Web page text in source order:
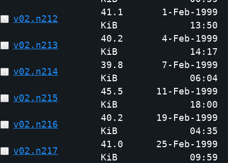
v02.n212
41.1
KiB
1-Feb-1999
13:50
v02.n213
40.2
KiB
4-Feb-1999
14:17
v02.n214
39.8
KiB
7-Feb-1999
06:04
v02.n215
45.5
KiB
11-Feb-1999
18:00
v02.n216
40.2
KiB
19-Feb-1999
04:35
v02.n217
41.0
KiB
25-Feb-1999
09:59